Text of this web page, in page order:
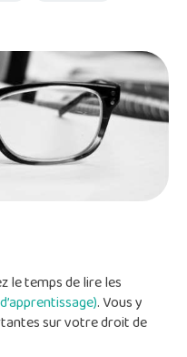
le temps de lire les
. Vous y
sur votre droit de